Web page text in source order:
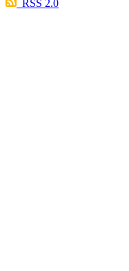
RSS 2.0